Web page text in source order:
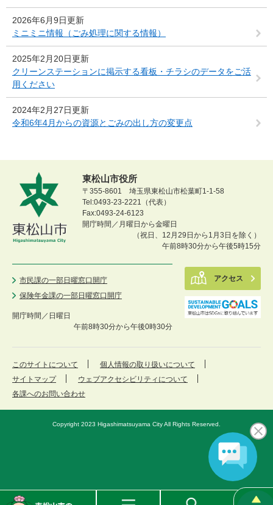
2026年6月9日更新
ミニミニ情報（ごみ処理に関する情報）
2025年2月20日更新
クリーンステーションに掲示する看板・チラシのデータをご活
用ください
2024年2月27日更新
令和6年4月からの資源とごみの出し方の変更点
東松山市役所
〒355-8601 埼玉県東松山市松葉町1-1-58
Tel:0493-23-2221（代表）
Fax:0493-24-6123
開庁時間／月曜日から金曜日
（祝日、12月29日から1月3日を除く）
午前8時30分から午後5時15分
市民課の一部日曜窓口開庁
保険年金課の一部日曜窓口開庁
開庁時間／ 日曜日
午前8時30分から午後0時30分
アクセス
このサイトについて
個人情報の取り扱いについて
サイトマップ
ウェブアクセシビリティについて
各課へのお問い合わせ
Copyright 2023 Higashimatsuyama City All Rights Reserved.